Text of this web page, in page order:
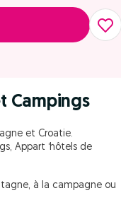
Campings
et Croatie.
Appart ‘hôtels de
à la campagne ou